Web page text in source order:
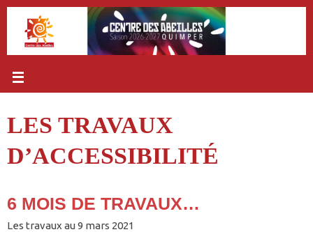
Passer
contenu
LES TRAVAUX
D’ACCESSIBILITÉ
6 MOIS DE TRAVAUX…
Les travaux au 9 mars 2021